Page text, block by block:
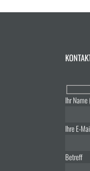
Ihr
Ihre E-
Betreff